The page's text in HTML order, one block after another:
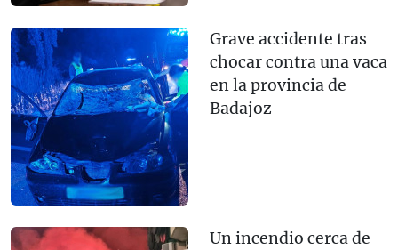
Grave accidente tras
chocar contra una vaca
en la provincia de
Badajoz
Un incendio cerca de